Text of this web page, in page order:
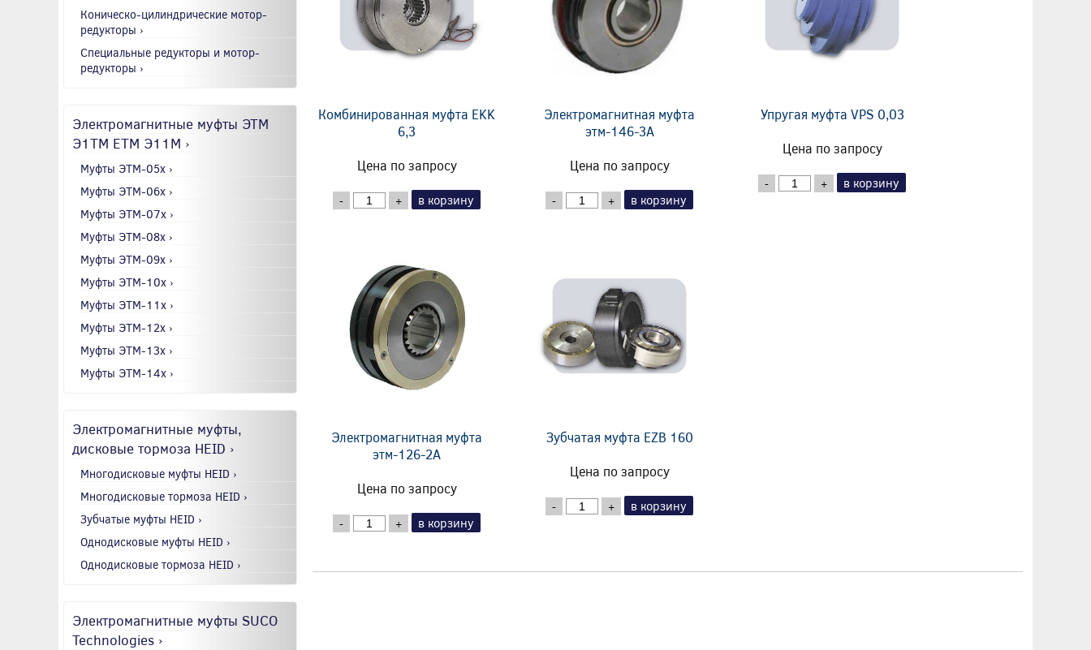
Коническо-цилиндрические мотор-
редукторы ›
Специальные редукторы и мотор-
редукторы ›
Электромагнитные муфты ЭТМ
Э1ТМ ETM Э11М ›
Муфты ЭТМ-05x ›
Муфты ЭТМ-06x ›
Муфты ЭТМ-07x ›
Муфты ЭТМ-08x ›
Муфты ЭТМ-09x ›
Муфты ЭТМ-10x ›
Муфты ЭТМ-11x ›
Муфты ЭТМ-12x ›
Муфты ЭТМ-13x ›
Муфты ЭТМ-14x ›
Электромагнитные муфты,
дисковые тормоза HEID ›
Многодисковые муфты HEID ›
Многодисковые тормоза HEID ›
Зубчатые муфты HEID ›
Однодисковые муфты HEID ›
Однодисковые тормоза HEID ›
Электромагнитные муфты SUCO
Technologies ›
Комбинированная муфта EKK
6,3
Цена по запросу
- + в корзину
Электромагнитная муфта
этм-146-3А
Цена по запросу
- + в корзину
Упругая муфта VPS 0,03
Цена по запросу
- + в корзину
Электромагнитная муфта
этм-126-2А
Цена по запросу
- + в корзину
Зубчатая муфта EZB 160
Цена по запросу
- + в корзину